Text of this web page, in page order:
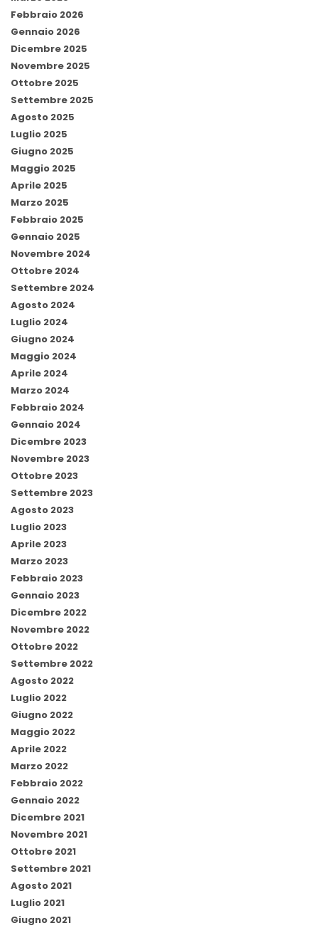
Febbraio 2026
Gennaio 2026
Dicembre 2025
Novembre 2025
Ottobre 2025
Settembre 2025
Agosto 2025
Luglio 2025
Giugno 2025
Maggio 2025
Aprile 2025
Marzo 2025
Febbraio 2025
Gennaio 2025
Novembre 2024
Ottobre 2024
Settembre 2024
Agosto 2024
Luglio 2024
Giugno 2024
Maggio 2024
Aprile 2024
Marzo 2024
Febbraio 2024
Gennaio 2024
Dicembre 2023
Novembre 2023
Ottobre 2023
Settembre 2023
Agosto 2023
Luglio 2023
Aprile 2023
Marzo 2023
Febbraio 2023
Gennaio 2023
Dicembre 2022
Novembre 2022
Ottobre 2022
Settembre 2022
Agosto 2022
Luglio 2022
Giugno 2022
Maggio 2022
Aprile 2022
Marzo 2022
Febbraio 2022
Gennaio 2022
Dicembre 2021
Novembre 2021
Ottobre 2021
Settembre 2021
Agosto 2021
Luglio 2021
Giugno 2021